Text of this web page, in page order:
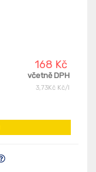
168 Kč
včetně DPH
3,73Kč Kč/l